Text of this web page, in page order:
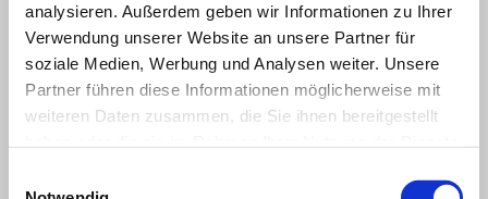
analysieren. Außerdem geben wir Informationen zu Ihrer
Verwendung unserer Website an unsere Partner für
soziale Medien, Werbung und Analysen weiter. Unsere
Partner führen diese Informationen möglicherweise mit
weiteren Daten zusammen, die Sie ihnen bereitgestellt
MEDORA Kunststofftechnik GmbH
Käthe-Paulus-Straße 14
31157 Sarstedt
Telefon: +49 5066 690307
Telefax: +49 5066 65372
E-Mail: info@medora.de